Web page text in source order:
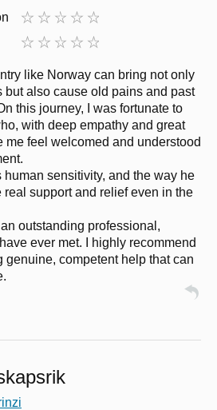
like Norway can bring not only
but also cause old pains and past
this journey, I was fortunate to
with deep empathy and great
me feel welcomed and understood
sensitivity, and the way he
support and relief even in the
outstanding professional,
ever met. I highly recommend
genuine, competent help that can